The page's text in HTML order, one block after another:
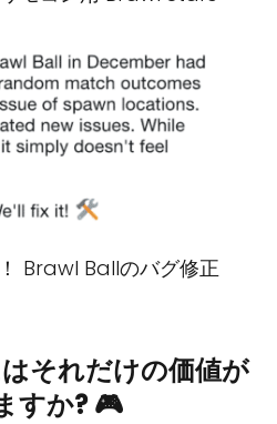
Brawl Ballのバグ修正
それだけの価値が
すか? 🎮